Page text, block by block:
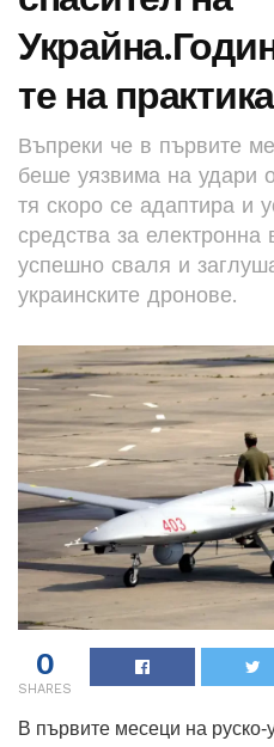
те на
Въпреки че в първите
беше уязвима на удари
тя скоро се адаптира и
средства за електронна
успешно сваля и
украинските дронове.
0
SHARES
В първите месеци на руско-